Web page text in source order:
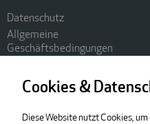
Datenschutz
Allgemeine
Geschäftsbedingungen
FAQ
© 2026 ACP techWERK GmbH.
Cookies &
Diese Website nutzt Cookies,